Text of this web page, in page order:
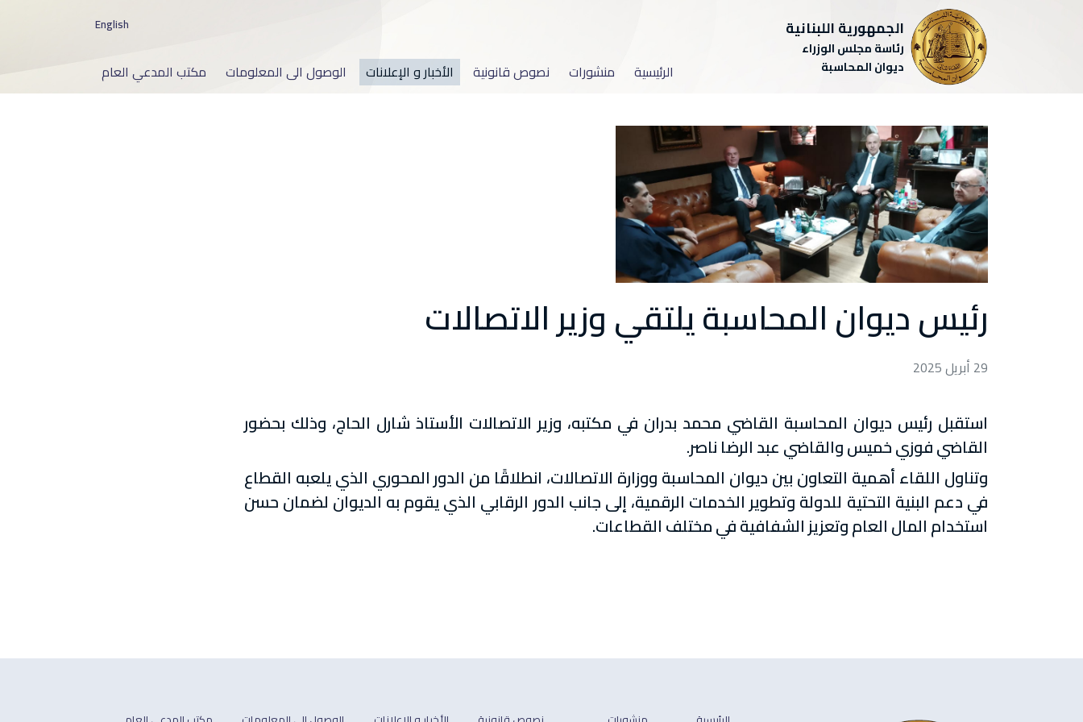
English الجمهورية اللبنانية
رئاسة مجلس الوزراء
ديوان المحاسبة
الرئيسية منشورات نصوص قانونية الأخبار و الإعلانات الوصول الى المعلومات مكتب المدعي العام
رئيس ديوان المحاسبة يلتقي وزير الاتصالات
29 أبريل 2025
استقبل رئيس ديوان المحاسبة القاضي محمد بدران في مكتبه، وزير الاتصالات الأستاذ شارل الحاج، وذلك بحضور
القاضي فوزي خميس والقاضي عبد الرضا ناصر.
وتناول اللقاء أهمية التعاون بين ديوان المحاسبة ووزارة الاتصالات، انطلاقًا من الدور المحوري الذي يلعبه القطاع
في دعم البنية التحتية للدولة وتطوير الخدمات الرقمية، إلى جانب الدور الرقابي الذي يقوم به الديوان لضمان حسن
استخدام المال العام وتعزيز الشفافية في مختلف القطاعات.